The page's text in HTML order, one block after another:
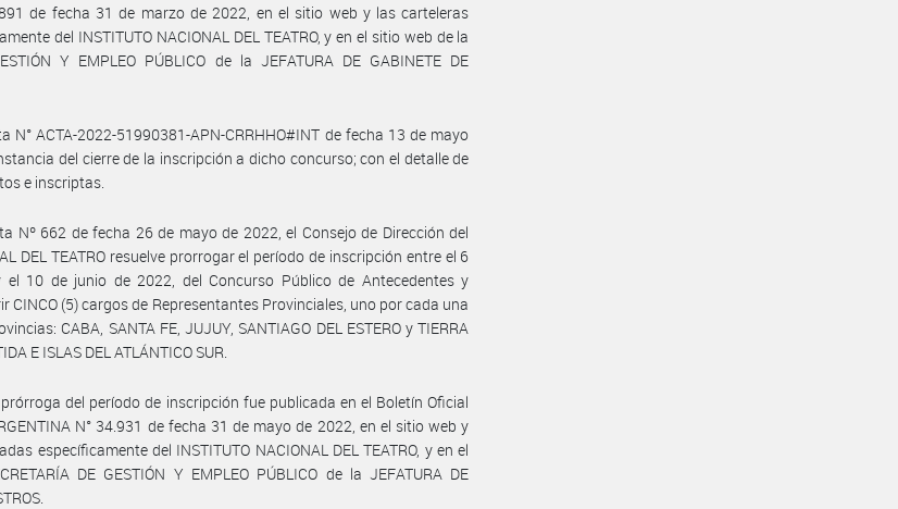
de fecha 31 de marzo de 2022, en el sitio web y las carteleras
del INSTITUTO NACIONAL DEL TEATRO, y en el sitio web de la
Y EMPLEO PÚBLICO de la JEFATURA DE GABINETE DE
N° ACTA-2022-51990381-APN-CRRHHO#INT de fecha 13 de mayo
del cierre de la inscripción a dicho concurso; con el detalle de
e inscriptas.
Nº 662 de fecha 26 de mayo de 2022, el Consejo de Dirección del
DEL TEATRO resuelve prorrogar el período de inscripción entre el 6
10 de junio de 2022, del Concurso Público de Antecedentes y
CINCO (5) cargos de Representantes Provinciales, uno por cada una
CABA, SANTA FE, JUJUY, SANTIAGO DEL ESTERO y TIERRA
E ISLAS DEL ATLÁNTICO SUR.
del período de inscripción fue publicada en el Boletín Oficial
N° 34.931 de fecha 31 de mayo de 2022, en el sitio web y
específicamente del INSTITUTO NACIONAL DEL TEATRO, y en el
DE GESTIÓN Y EMPLEO PÚBLICO de la JEFATURA DE